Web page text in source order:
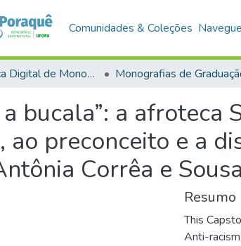
Comunidades & Coleções
Biblioteca Digital de Monografias (BDM) Monografias de
a bucala”: a
ao preconceito e a
Corrêa e
Resumo
This
Anti-